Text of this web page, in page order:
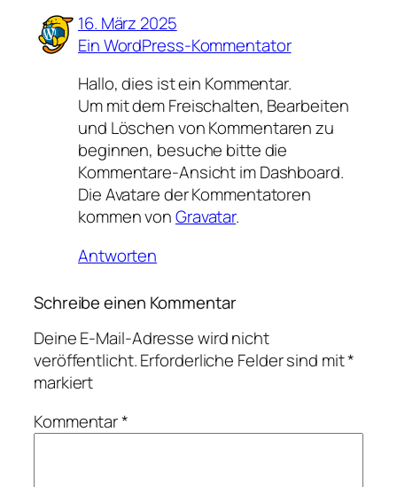
16. März 2025
Ein WordPress-Kommentator
Hallo, dies ist ein Kommentar.
Um mit dem Freischalten, Bearbeiten
und Löschen von Kommentaren zu
beginnen, besuche bitte die
Kommentare-Ansicht im Dashboard.
Die Avatare der Kommentatoren
kommen vonGravatar.
Antworten
Schreibe einen Kommentar
Deine E-Mail-Adresse wird nicht
veröffentlicht.Erforderliche Felder sind mit*
markiert
Kommentar*